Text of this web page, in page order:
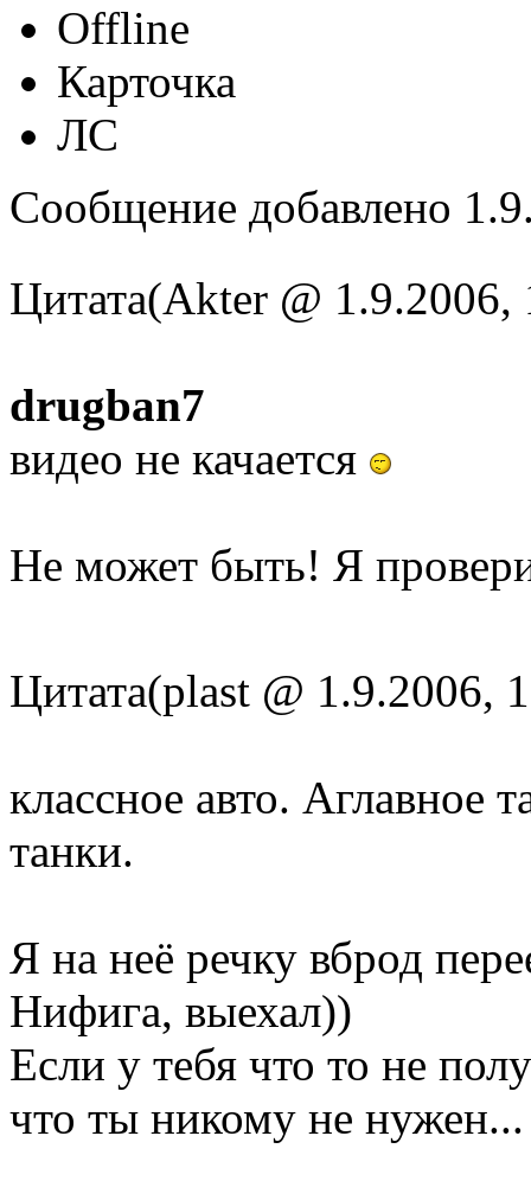
Offline
Карточка
ЛС
Сообщение добавлено
Цитата(Akter @
drugban7
видео не качается
Не может быть! Я
Цитата(plast @ 1.9.2006,
классное авто. Аглавное
танки.
Я на неё речку вброд
Нифига, выехал))
Если у тебя что то не
что ты никому не нужен...